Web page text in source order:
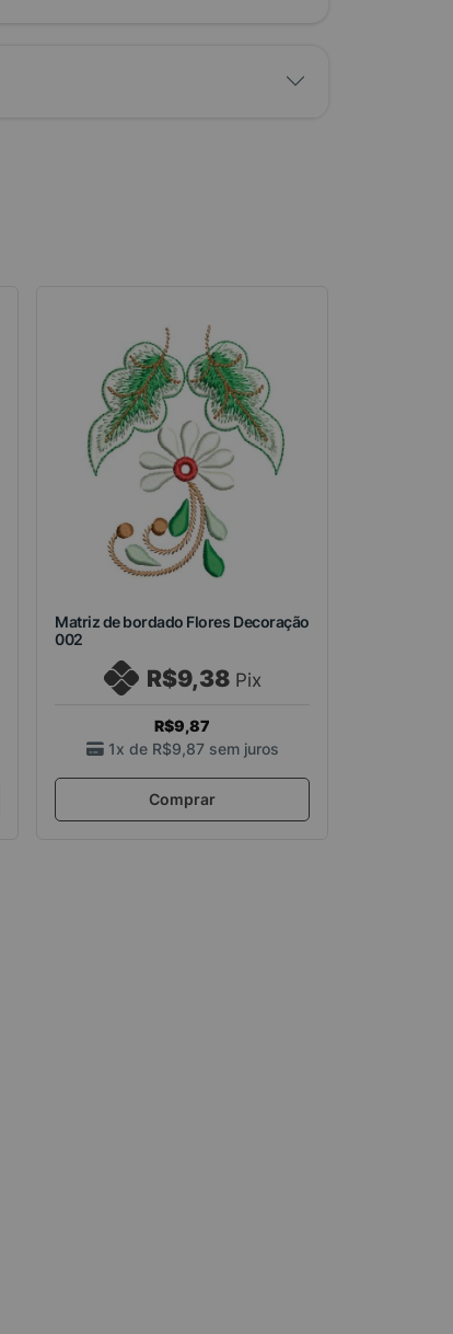
Matriz de bordado Flores Decoração
002
R$9,38 Pix
R$9,87
1x de R$9,87 sem juros
Comprar